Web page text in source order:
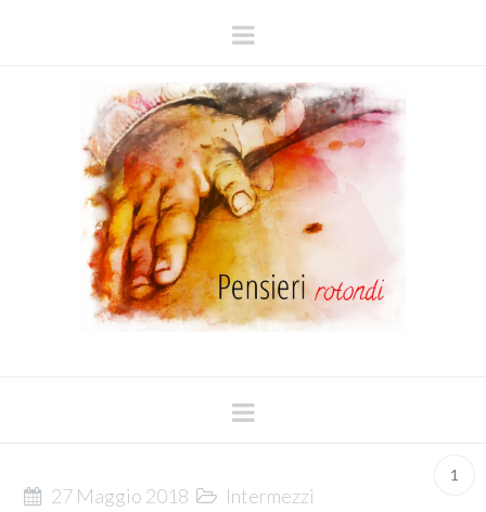
Navigation
Navigation
1
27 Maggio 2018 Intermezzi